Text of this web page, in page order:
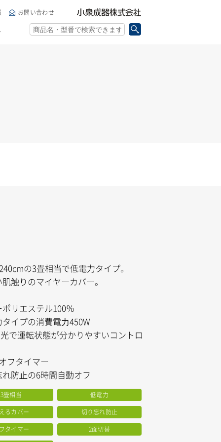
お問い合わせ
の3畳相当で低電力タイプ。
触りのマイヤーカバー。
リエステル100％
イプの消費電⼒450W
で運転状態が分かりやすいコントロ
フタイマー
防⽌の6時間自動オフ
3畳相当 低電力
るカバー 切り忘れ防止
タイマー 2面切替